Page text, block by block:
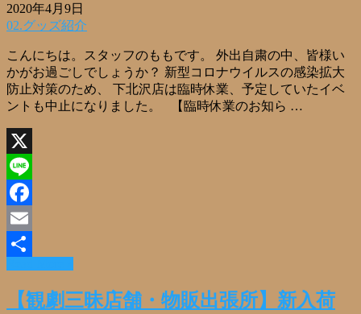
2020年4月9日
02.グッズ紹介
こんにちは。スタッフのももです。 外出自粛の中、皆様い
かがお過ごしでしょうか？ 新型コロナウイルスの感染拡大
防止対策のため、 下北沢店は臨時休業、予定していたイベ
ントも中止になりました。 【臨時休業のお知ら …
X
Line
Facebook
Email
共
【観劇三昧店舗・物販出張所】新入荷